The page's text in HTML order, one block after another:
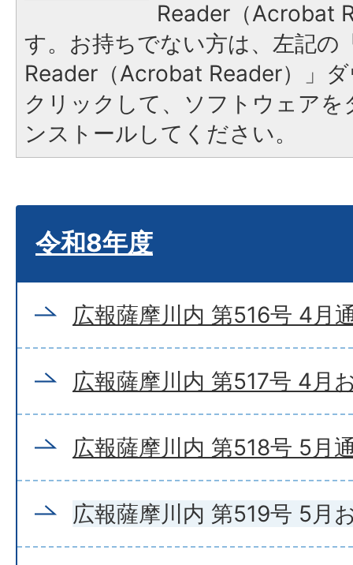
Reader（Acrobat
す。お持ちでない方は、左記の
Reader（Acrobat Reader）」
クリックして、ソフトウェア
ンストールしてください。
令和8年度
広報薩摩川内 第516号 4月
広報薩摩川内 第517号 4月
広報薩摩川内 第518号 5月
広報薩摩川内 第519号 5月